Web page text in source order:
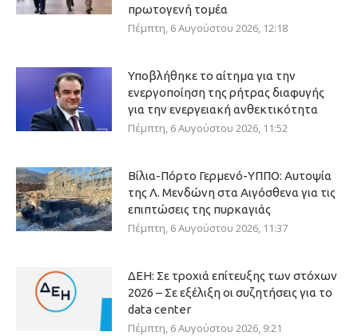
πρωτογενή τομέα
Πέμπτη, 6 Αυγούστου 2026, 12:18
Υποβλήθηκε το αίτημα για την
ενεργοποίηση της ρήτρας διαφυγής
για την ενεργειακή ανθεκτικότητα
Πέμπτη, 6 Αυγούστου 2026, 11:52
Βίλια-Πόρτο Γερμενό-ΥΠΠΟ: Αυτοψία
της Λ. Μενδώνη στα Αιγόσθενα για τις
επιπτώσεις της πυρκαγιάς
Πέμπτη, 6 Αυγούστου 2026, 11:37
ΔΕΗ: Σε τροχιά επίτευξης των στόχων
2026 – Σε εξέλιξη οι συζητήσεις για το
data center
Πέμπτη, 6 Αυγούστου 2026, 9:21